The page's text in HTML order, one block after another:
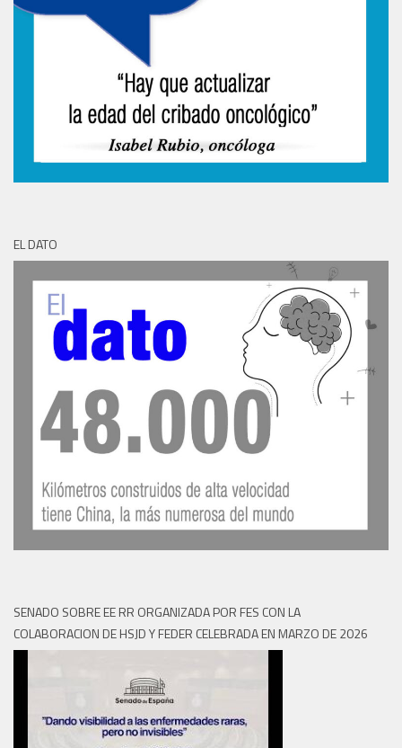
EL DATO
SENADO SOBRE EE RR ORGANIZADA POR FES CON LA
COLABORACION DE HSJD Y FEDER CELEBRADA EN MARZO DE 2026